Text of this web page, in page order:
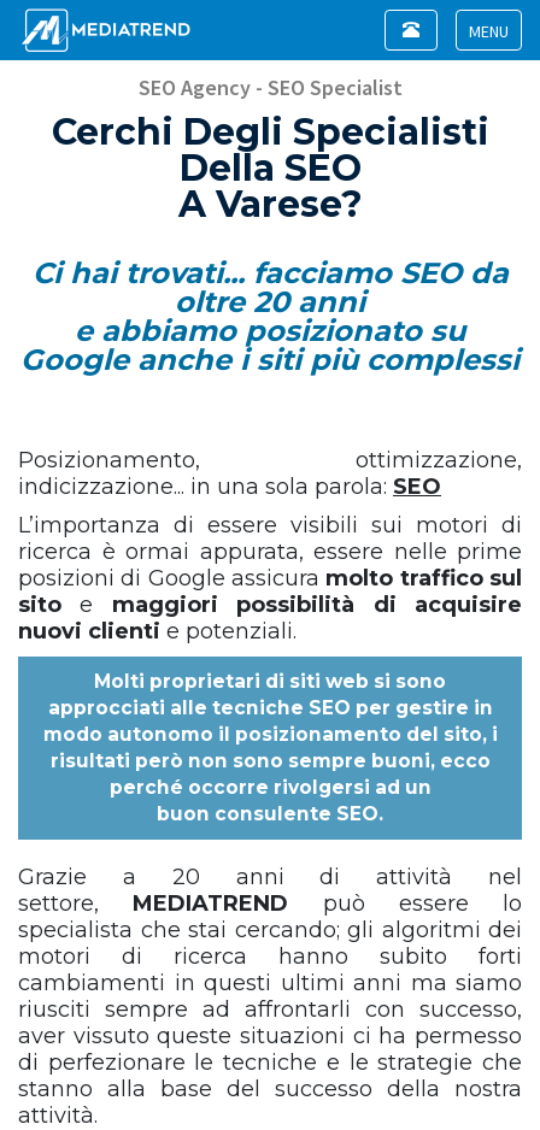
Toggle
Toggle
navigation
SEO Agency - SEO Specialist
Cerchi Degli Specialisti
Della SEO
A Varese?
Ci hai trovati... facciamo SEO da
oltre 20 anni
e abbiamo posizionato su
Google anche i siti più complessi
Posizionamento, ottimizzazione,
indicizzazione... in una sola parola: SEO
L’importanza di essere visibili sui motori di
ricerca è ormai appurata, essere nelle prime
posizioni di Google assicura molto traffico sul
sito e maggiori possibilità di acquisire
nuovi clienti e potenziali.
Molti proprietari di siti web si sono
approcciati alle tecniche SEO per gestire in
modo autonomo il posizionamento del sito, i
risultati però non sono sempre buoni, ecco
perché occorre rivolgersi ad un
buon consulente SEO.
Grazie a 20 anni di attività nel
settore, MEDIATREND può essere lo
specialista che stai cercando; gli algoritmi dei
motori di ricerca hanno subito forti
cambiamenti in questi ultimi anni ma siamo
riusciti sempre ad affrontarli con successo,
aver vissuto queste situazioni ci ha permesso
di perfezionare le tecniche e le strategie che
stanno alla base del successo della nostra
attività.